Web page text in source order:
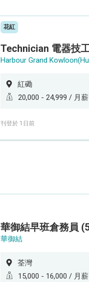
花紅
紅磡
20,000 - 24,999 / 月薪
刊登於 1日前
華御結
荃灣
15,000 - 16,000 / 月薪